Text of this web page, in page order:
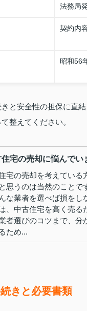
法務局
契約内
昭和56
と安全性の担保に直
整えてください。
宅の売却に悩んで
宅の売却を考えてい
思うのは当然のこと
な業者を選べば損をし
、中古住宅を高く売
者選びのコツまで、
ため...
きと必要書類